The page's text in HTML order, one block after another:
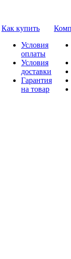
Как купить
Условия
оплаты
Условия
доставки
Гарантия
на товар